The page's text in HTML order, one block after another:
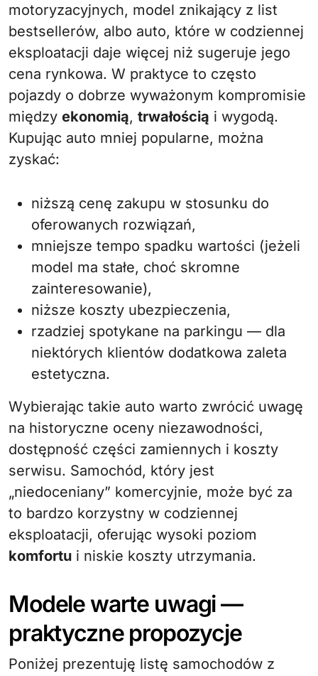
motoryzacyjnych, model znikający z list
bestsellerów, albo auto, które w codziennej
eksploatacji daje więcej niż sugeruje jego
cena rynkowa. W praktyce to często
pojazdy o dobrze wyważonym kompromisie
między ekonomią, trwałością i wygodą.
Kupując auto mniej popularne, można
zyskać:
niższą cenę zakupu w stosunku do
oferowanych rozwiązań,
mniejsze tempo spadku wartości (jeżeli
model ma stałe, choć skromne
zainteresowanie),
niższe koszty ubezpieczenia,
rzadziej spotykane na parkingu — dla
niektórych klientów dodatkowa zaleta
estetyczna.
Wybierając takie auto warto zwrócić uwagę
na historyczne oceny niezawodności,
dostępność części zamiennych i koszty
serwisu. Samochód, który jest
„niedoceniany” komercyjnie, może być za
to bardzo korzystny w codziennej
eksploatacji, oferując wysoki poziom
komfortu i niskie koszty utrzymania.
Modele warte uwagi —
praktyczne propozycje
Poniżej prezentuję listę samochodów z